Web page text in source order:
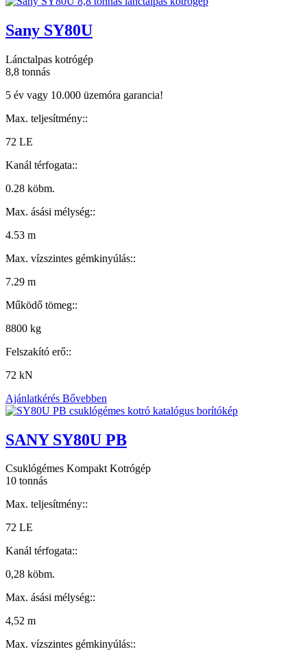
Sany SY80U
Lánctalpas kotrógép
8,8 tonnás
5 év vagy 10.000 üzemóra garancia!
Max. teljesítmény::
72 LE
Kanál térfogata::
0.28 köbm.
Max. ásási mélység::
4.53 m
Max. vízszintes gémkinyúlás::
7.29 m
Működő tömeg::
8800 kg
Felszakító erő::
72 kN
Ajánlatkérés Bővebben
SANY SY80U PB
Csuklógémes Kompakt Kotrógép
10 tonnás
Max. teljesítmény::
72 LE
Kanál térfogata::
0,28 köbm.
Max. ásási mélység::
4,52 m
Max. vízszintes gémkinyúlás::